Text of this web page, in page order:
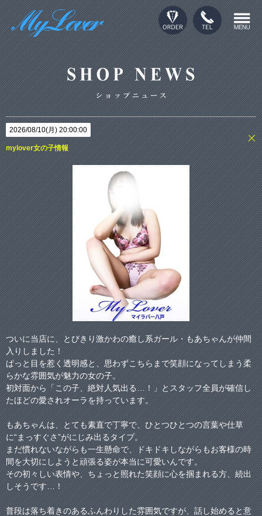
2026/08/10(月) 20:00:00
mylover女の子情報
ついに当店に、とびきり激かわの癒し系ガール・もあちゃんが仲間
入りしました！
ぱっと目を惹く透明感と、思わずこちらまで笑顔になってしまう柔
らかな雰囲気が魅力の女の子。
初対面から「この子、絶対人気出る…！」とスタッフ全員が確信し
たほどの愛されオーラを持っています。
もあちゃんは、とても素直で丁寧で、ひとつひとつの言葉や仕草
に“まっすぐさ”がにじみ出るタイプ。
まだ慣れないながらも一生懸命で、ドキドキしながらもお客様の時
間を大切にしようと頑張る姿が本当に可愛いんです。
その初々しい表情や、ちょっと照れた笑顔に心を掴まれる方、続出
しそうです…！
普段は落ち着きのあるふんわりした雰囲気ですが、話し始めると意